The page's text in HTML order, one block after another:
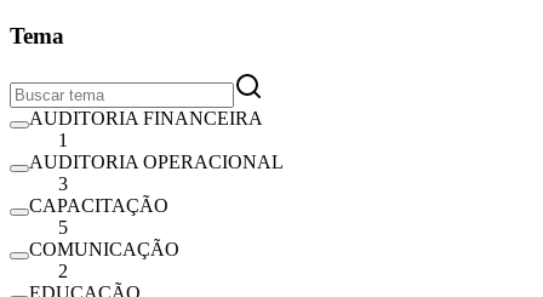
Tema
AUDITORIA FINANCEIRA
1
AUDITORIA OPERACIONAL
3
CAPACITAÇÃO
5
COMUNICAÇÃO
2